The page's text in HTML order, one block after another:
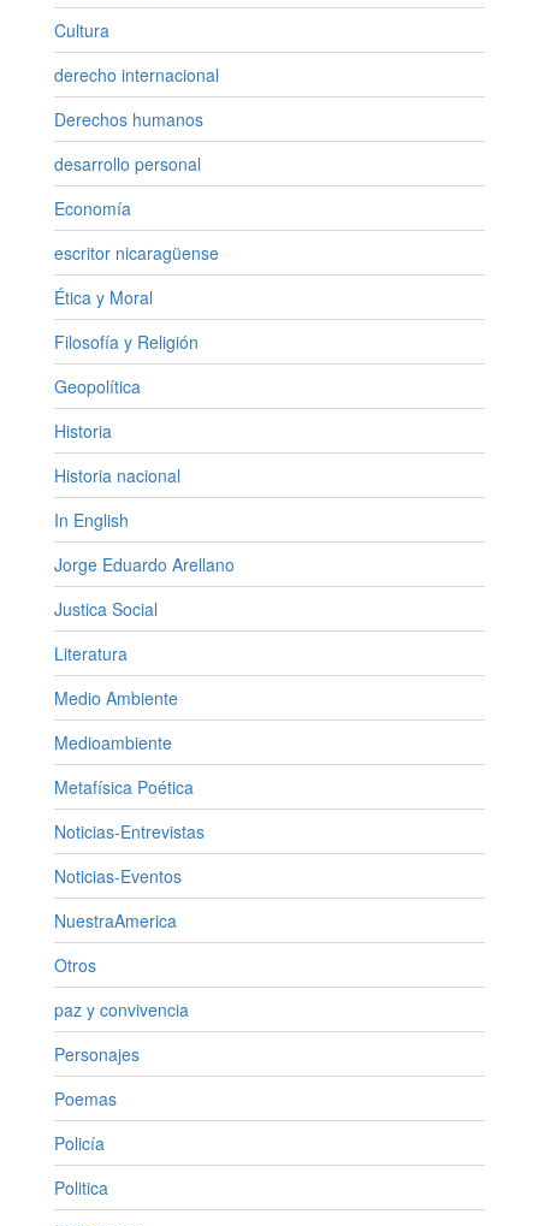
Cultura
derecho internacional
Derechos humanos
desarrollo personal
Economía
escritor nicaragüense
Ética y Moral
Filosofía y Religión
Geopolítica
Historia
Historia nacional
In English
Jorge Eduardo Arellano
Justica Social
Literatura
Medio Ambiente
Medioambiente
Metafísica Poética
Noticias-Entrevistas
Noticias-Eventos
NuestraAmerica
Otros
paz y convivencia
Personajes
Poemas
Policía
Politica